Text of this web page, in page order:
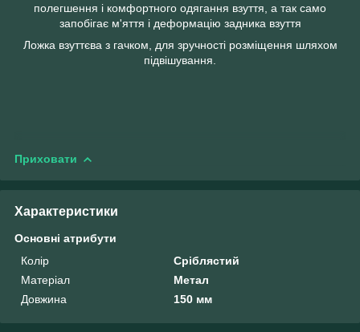
полегшення і комфортного одягання взуття, а так само
запобігає м'яття і деформацію задника взуття
Ложка взуттєва з гачком, для зручності розміщення шляхом
підвішування.
Приховати
Характеристики
Основні атрибути
Колір
Сріблястий
Матеріал
Метал
Довжина
150 мм